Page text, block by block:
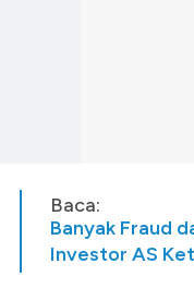
Baca:
Banyak Fraud
Investor AS